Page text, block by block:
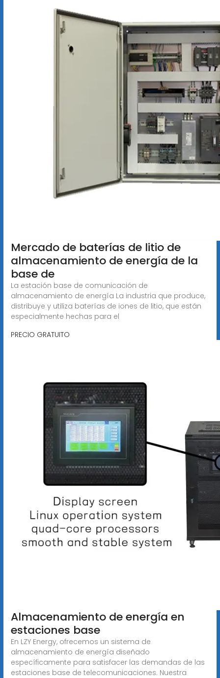
Mercado de baterías de litio de
almacenamiento de energía de la
base de
La estación base de comunicación de
almacenamiento de energía La industria que produce,
distribuye y utiliza baterías de iones de litio, que están
especialmente hechas para el
PRECIO GRATUITO
Almacenamiento de energía en
estaciones base
En LZY Energy, ofrecemos un sistema de
almacenamiento de energía diseñado
específicamente para satisfacer las demandas de las
estaciones base de telecomunicaciones. Nuestra